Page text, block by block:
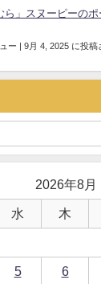
ら」スヌーピーの
ー | 9月 4, 2025 に投稿
2026年8月
水 木
5 6